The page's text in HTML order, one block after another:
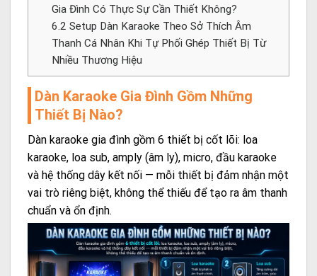
Gia Đình Có Thực Sự Cần Thiết Không?
6.2 Setup Dàn Karaoke Theo Sở Thích Âm
Thanh Cá Nhân Khi Tự Phối Ghép Thiết Bị Từ
Nhiều Thương Hiệu
Dàn Karaoke Gia Đình Gồm Những
Thiết Bị Nào?
Dàn karaoke gia đình gồm 6 thiết bị cốt lõi: loa
karaoke, loa sub, amply (âm ly), micro, đầu karaoke
và hệ thống dây kết nối — mỗi thiết bị đảm nhận một
vai trò riêng biệt, không thể thiếu để tạo ra âm thanh
chuẩn và ổn định.